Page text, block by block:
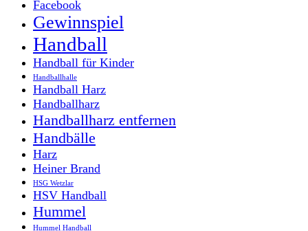
Facebook
Gewinnspiel
Handball
Handball für Kinder
Handballhalle
Handball Harz
Handballharz
Handballharz entfernen
Handbälle
Harz
Heiner Brand
HSG Wetzlar
HSV Handball
Hummel
Hummel Handball